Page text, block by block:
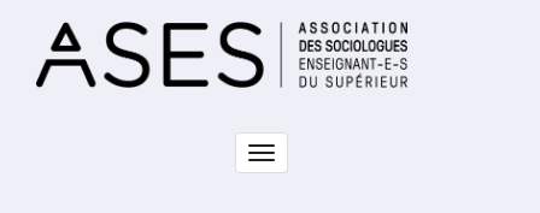
contenu
principal
Toggle
navigation